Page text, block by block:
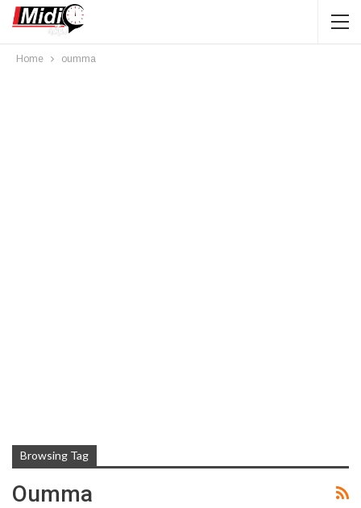
Home oumma
Browsing Tag
Oumma